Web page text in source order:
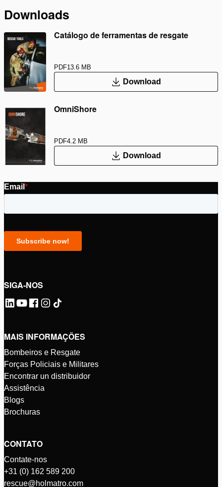
Downloads
Catálogo de ferramentas de resgate
PDF13.6 MB
Download
OmniShore
PDF4.2 MB
Download
SIGA-NOS
MAIS INFORMAÇÕES
Bombeiros e Resgate
Forças Policiais e Militares
Encontrar un distribuidor
Assistência
Blogs
Brochuras
CONTATO
Contate-nos
+31 (0) 162 589 200
rescue@holmatro.com